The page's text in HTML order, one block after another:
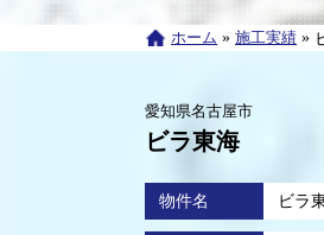
ホーム »施工実績 »
愛知県名古屋市
ビラ東海
物件名 ビラ